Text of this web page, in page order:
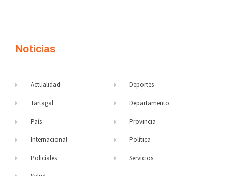
Noticias
Actualidad
Tartagal
País
Internacional
Policiales
Deportes
Departamento
Provincia
Política
Servicios